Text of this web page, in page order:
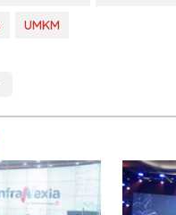
UMKM